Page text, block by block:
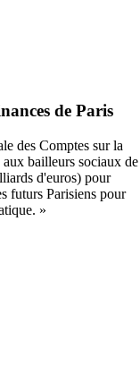
de Paris
des Comptes sur la
bailleurs sociaux de
d'euros) pour
futurs Parisiens pour
»